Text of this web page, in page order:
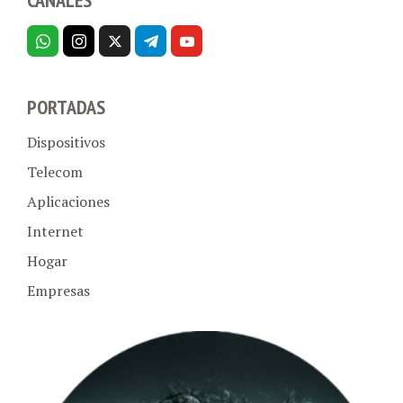
Telecom
Aplicaciones
Internet
Hogar
Empresas